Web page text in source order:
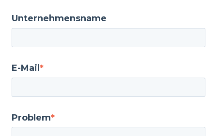
Unternehmensname
E-Mail *
Problem*